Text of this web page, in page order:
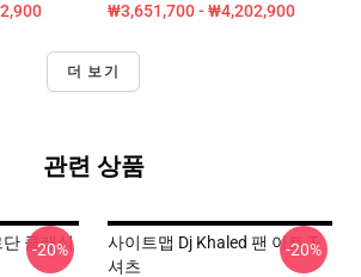
₩3,651,700 - ₩4,202,900
더 보기
관련 상품
단 클래식
-20%
사이트맵 Dj Khaled 팬 아트 T-
셔츠
-20%